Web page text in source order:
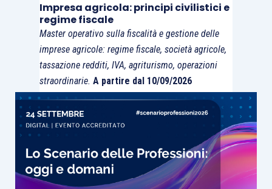
Impresa agricola: principi civilistici e
regime fiscale
Master operativo sulla fiscalità e gestione delle
imprese agricole: regime fiscale, società agricole,
tassazione redditi, IVA, agriturismo, operazioni
straordinarie. A partire dal 10/09/2026